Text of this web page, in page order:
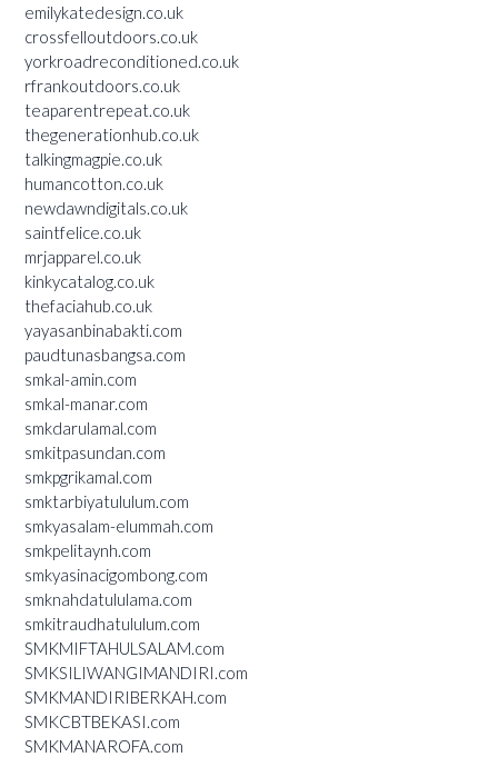
emilykatedesign.co.uk
crossfelloutdoors.co.uk
yorkroadreconditioned.co.uk
rfrankoutdoors.co.uk
teaparentrepeat.co.uk
thegenerationhub.co.uk
talkingmagpie.co.uk
humancotton.co.uk
newdawndigitals.co.uk
saintfelice.co.uk
mrjapparel.co.uk
kinkycatalog.co.uk
thefaciahub.co.uk
yayasanbinabakti.com
paudtunasbangsa.com
smkal-amin.com
smkal-manar.com
smkdarulamal.com
smkitpasundan.com
smkpgrikamal.com
smktarbiyatululum.com
smkyasalam-elummah.com
smkpelitaynh.com
smkyasinacigombong.com
smknahdatululama.com
smkitraudhatululum.com
SMKMIFTAHULSALAM.com
SMKSILIWANGIMANDIRI.com
SMKMANDIRIBERKAH.com
SMKCBTBEKASI.com
SMKMANAROFA.com